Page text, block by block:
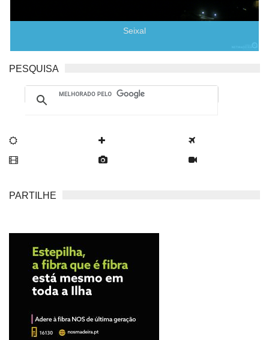
Seixal
PESQUISA
PARTILHE